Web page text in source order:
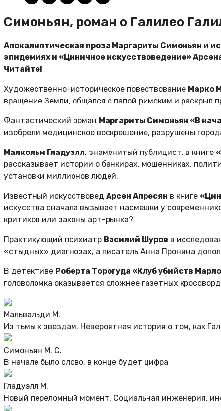
Симоньян, роман о Галилео
Апокалиптическая проза Маргариты Симоньян и
эпидемиях и «Циничное искусствоведение»
Читайте!
Художественно-историческое повествование Марко
вращение Земли, общался с папой римским и раскрыл
Фантастический роман Маргариты Симоньян «В
изобрели медицинское воскрешение, разрушены
Малкольм Гладуэлл, знаменитый публицист, в книге
рассказывает истории о банкирах, мошенниках,
установки миллионов людей.
Известный искусствовед Арсен Апресян в книге
искусства сначала вызывает насмешки у
критиков или законы арт-рынка?
Практикующий психиатр Василий Шуров в
«стыдных» диагнозах, а писатель Анна Пронина
В детективе Роберта Торогуда «Клуб убийств
головоломка оказывается сложнее газетных
Мальвальди М.
Из тьмы к звездам. Невероятная история о том, как
Симоньян М. С.
В начале было слово, в конце будет цифра
Гладуэлл М.
Новый переломный момент. Социальная инженерия,